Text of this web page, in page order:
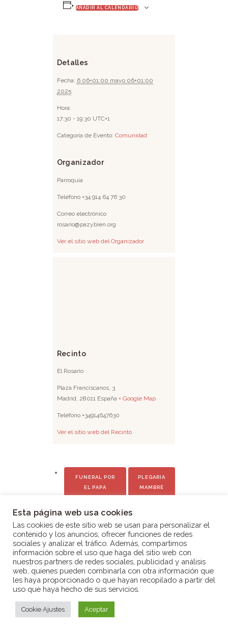
AÑADIR AL CALENDARIO
Detalles
Fecha: 6 06+01:00 mayo 06+01:00
2025
Hora:
17:30 - 19:30 UTC+1
Categoría de Evento: Comunidad
Organizador
Parroquia
Teléfono +34 914 64 76 30
Correo electrónico
rosario@pazybien.org
Ver el sitio web del Organizador
Recinto
El Rosario
Plaza Franciscanos, 3
Madrid, 28011 España + Google Map
Teléfono +34914647630
Ver el sitio web del Recinto
FUNERAL POR
EL PAPA
PLEGARIA
MAMBRÉ
Aviso legal|Política de privacidad|Política de
Cookies
los derechos reservados.
Esta página web usa cookies
Las cookies de este sitio web se usan para personalizar el
contenido y los anuncios, ofrecer funciones de redes
sociales y analizar el tráfico. Además, compartimos
información sobre el uso que haga del sitio web con
nuestros partners de redes sociales, publicidad y análisis
web, quienes pueden combinarla con otra información que
les haya proporcionado o que hayan recopilado a partir del
uso que haya hecho de sus servicios.
Cookie Ajustes Aceptar